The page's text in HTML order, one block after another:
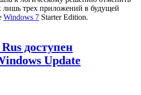
лишь трех приложений в будущей
Windows 7 Starter Edition.
доступен
Update